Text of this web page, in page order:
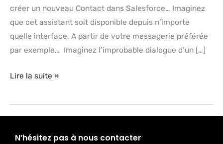
créer un nouveau Contact dans Salesforce… Imaginez
que cet assistant soit disponible depuis n’importe
quelle interface. A partir de votre messagerie préférée
par exemple… Imaginez l’improbable dialogue d’un […]
Lire la suite »
N’hésitez pas à nous contacter